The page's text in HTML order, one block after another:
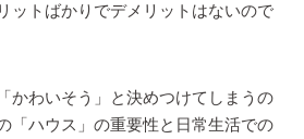
ットばかりでデメリットはないので
かわいそう」と決めつけてしまうの
「ハウス」の重要性と日常生活での